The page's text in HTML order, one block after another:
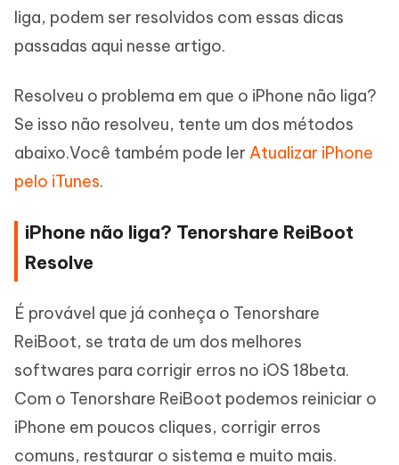
liga, podem ser resolvidos com essas dicas
passadas aqui nesse artigo.
Resolveu o problema em que o iPhone não liga?
Se isso não resolveu, tente um dos métodos
abaixo.Você também pode ler Atualizar iPhone
pelo iTunes.
iPhone não liga? Tenorshare ReiBoot
Resolve
É provável que já conheça o Tenorshare
ReiBoot, se trata de um dos melhores
softwares para corrigir erros no iOS 18beta.
Com o Tenorshare ReiBoot podemos reiniciar o
iPhone em poucos cliques, corrigir erros
comuns, restaurar o sistema e muito mais.